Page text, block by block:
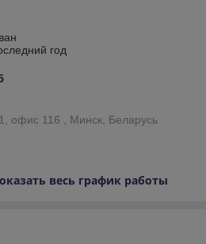
год
офис 116 , Минск, Беларусь
весь график работы